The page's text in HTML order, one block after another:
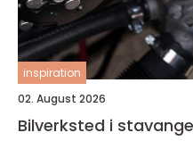
inspiration
02. August 2026
Bilverksted i